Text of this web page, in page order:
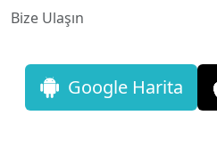
Bize Ulaşın
Google Harita